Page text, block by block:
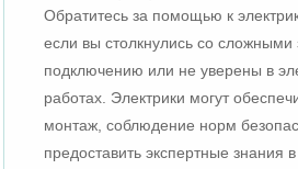
Обратитесь за помощью к
если вы столкнулись со
подключению или не уверены в
работах. Электрики могут
монтаж, соблюдение норм
предоставить экспертные знания